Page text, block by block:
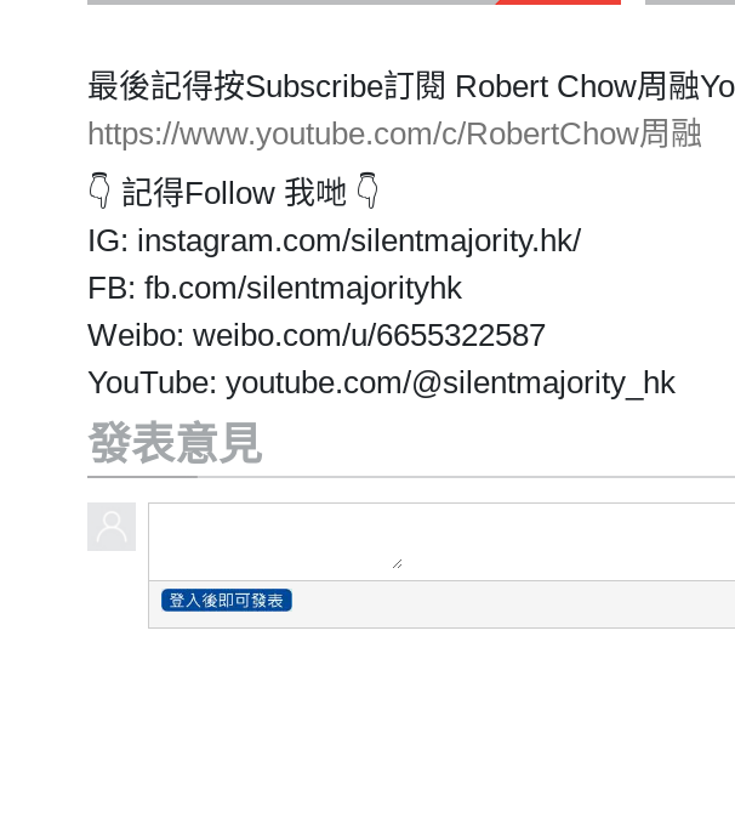
最後記得按Subscribe訂閱 Robert Chow周融
https://www.youtube.com/c/RobertChow周融
👇 記得Follow 我哋 👇
IG: instagram.com/silentmajority.hk/
FB: fb.com/silentmajorityhk
Weibo: weibo.com/u/6655322587
YouTube: youtube.com/@silentmajority_hk
發表意見